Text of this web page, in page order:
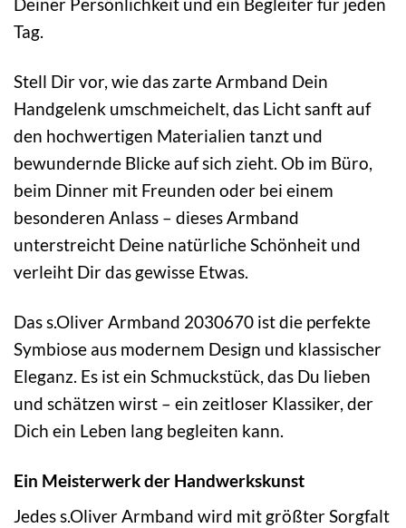
Tag.
Stell Dir vor, wie das zarte Armband Dein
Handgelenk umschmeichelt, das Licht sanft auf
den hochwertigen Materialien tanzt und
bewundernde Blicke auf sich zieht. Ob im Büro,
beim Dinner mit Freunden oder bei einem
besonderen Anlass – dieses Armband
unterstreicht Deine natürliche Schönheit und
verleiht Dir das gewisse Etwas.
Das s.Oliver Armband 2030670 ist die perfekte
Symbiose aus modernem Design und klassischer
Eleganz. Es ist ein Schmuckstück, das Du lieben
und schätzen wirst – ein zeitloser Klassiker, der
Dich ein Leben lang begleiten kann.
Ein Meisterwerk der Handwerkskunst
Jedes s.Oliver Armband wird mit größter Sorgfalt